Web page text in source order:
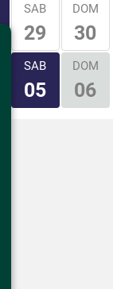
SAB
29
DOM
30
SAB
05
DOM
06